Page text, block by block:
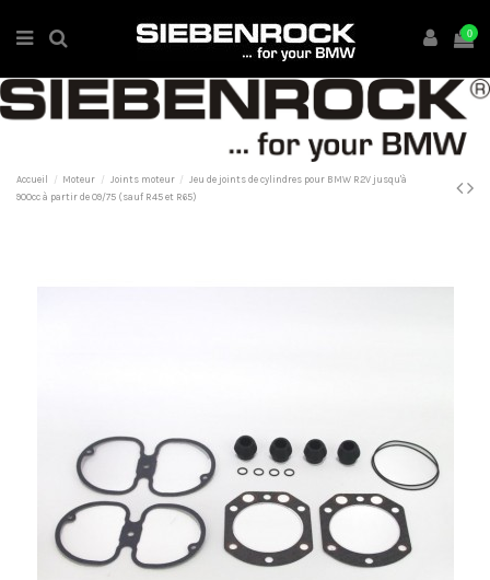
0
Accueil Moteur Joints moteur
Jeu de joints de cylindres pour BMW R2V jusqu'à
900cc à partir de 09/75 (sauf R45 et R65)